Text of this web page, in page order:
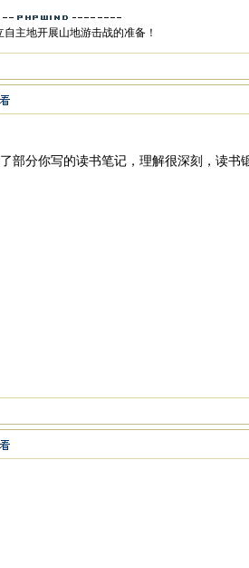
主地开展山地游击战的准备！
部分你写的读书笔记，理解很深刻，读书